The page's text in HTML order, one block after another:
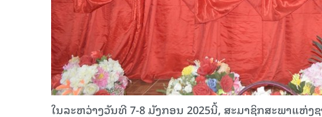
ໃນລະຫວ່າງວັນທີ 7-8 ມັງກອນ 2025ນີ້, ສະມາຊິກສະພາແຫ່ງ